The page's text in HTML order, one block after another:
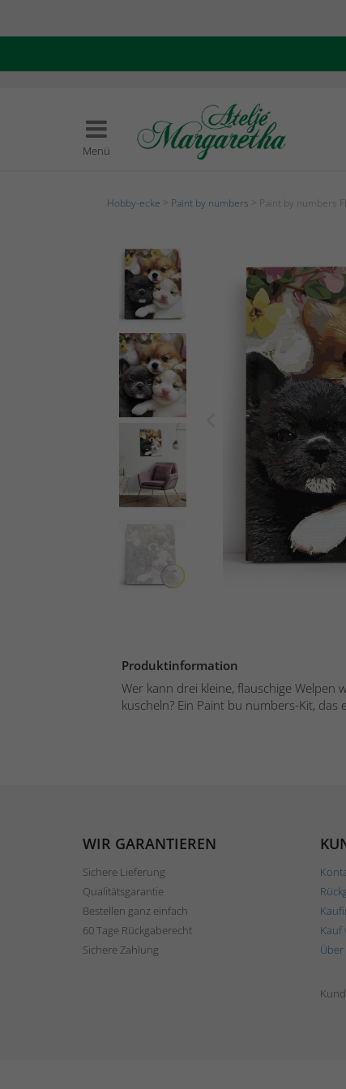
Menü
Hobby-ecke Paint by numbers > Paint by numbers
Produktinformation
Wer kann drei kleine, flauschige Welpen
kuscheln? Ein Paint bu numbers-Kit, das
WIR GARANTIEREN
Sichere Lieferung
Qualitätsgarantie
Bestellen ganz einfach
60 Tage Rückgaberecht
Sichere Zahlung
Kauf